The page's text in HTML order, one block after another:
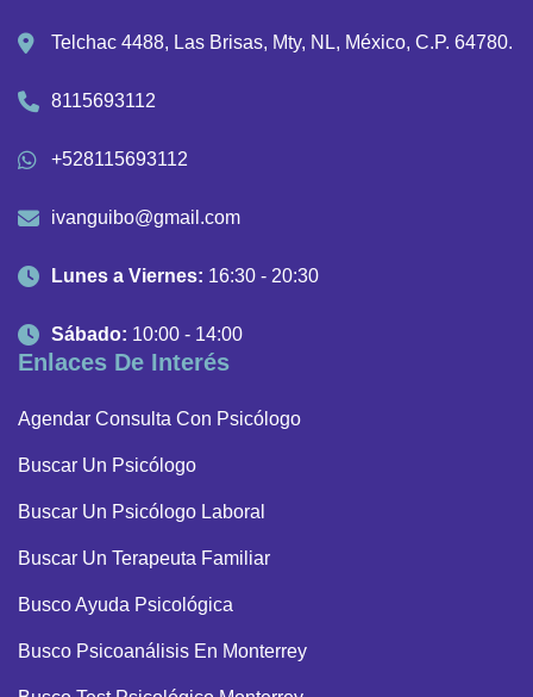
Telchac 4488, Las Brisas, Mty, NL, México, C.P. 64780.
8115693112
+528115693112
ivanguibo@gmail.com
Lunes a Viernes: 16:30 - 20:30
Sábado: 10:00 - 14:00
Enlaces De Interés
Agendar Consulta Con Psicólogo
Buscar Un Psicólogo
Buscar Un Psicólogo Laboral
Buscar Un Terapeuta Familiar
Busco Ayuda Psicológica
Busco Psicoanálisis En Monterrey